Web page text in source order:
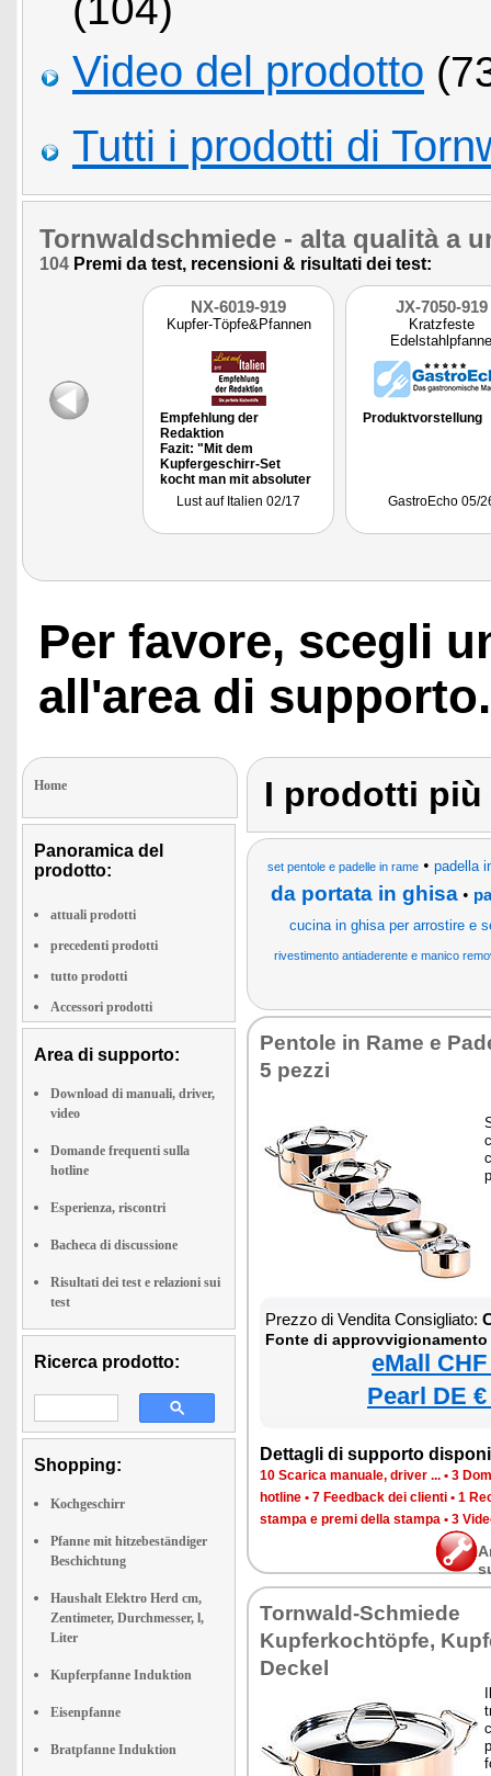
Video del prodotto
Tutti i prodotti di
Tornwaldschmiede - alta qualità a
104 Premi da test, recensioni & risultati dei test:
NX-6019-919
Kupfer-Töpfe&Pfannen
Empfehlung der
Redaktion
Fazit: "Mit dem
Kupfergeschirr-Set
kocht man mit absoluter
Präzision zu einem
wahrlich günstigen
Lust auf Italien 02/17
JX-7050-919
Kratzfeste
Edelstahlpfanne
Produktvorstellung
GastroEcho 05/
Per favore, scegli
all'area di
Home
Panoramica del
prodotto:
attuali prodotti
precedenti prodotti
tutto prodotti
Accessori prodotti
Area di supporto:
Download di manuali, driver,
video
Domande frequenti sulla
hotline
Esperienza, riscontri
Bacheca di discussione
Risultati dei test e relazioni sui
test
Ricerca prodotto:
Shopping:
Kochgeschirr
Pfanne mit hitzebeständiger
Beschichtung
Haushalt Elektro Herd cm,
Zentimeter, Durchmesser, l,
Liter
Kupferpfanne Induktion
Eisenpfanne
Bratpfanne Induktion
I prodotti
set pentole e padelle in rame • padella
da portata in ghisa•
cucina in ghisa per arrostire e
rivestimento antiaderente e manico
Pentole in Rame e
5 pezzi
Prezzo di Vendita Consigliato:
Fonte di approvvigionamento
eMall
Pearl DE
Dettagli di supporto
10 Scarica manuale, driver ... • 3
hotline • 7 Feedback dei clienti • 1
stampa e premi della stampa • 3
Tornwald-Schmiede
Kupferkochtöpfe,
Deckel